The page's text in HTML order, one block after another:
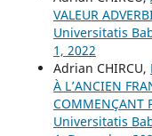
VALEUR
Universitatis
1, 2022
Adrian CHIRCU,
À L’ANCIEN
COMMENÇANT
Universitatis